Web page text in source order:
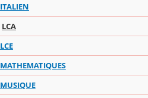
ITALIEN
LCA
LCE
MATHEMATIQUES
MUSIQUE